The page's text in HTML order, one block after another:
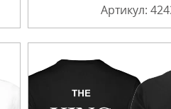
Артикул: